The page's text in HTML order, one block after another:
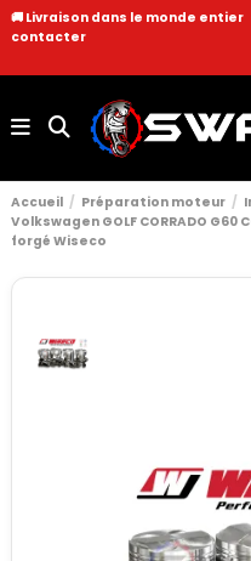
🚚 Livraison dans le monde entier
contacter
Accueil Préparation moteur
Volkswagen GOLF CORRADO G60
forgé Wiseco